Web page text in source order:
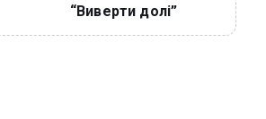
“Виверти долі”